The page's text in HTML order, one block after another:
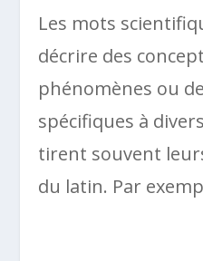
Les mots
décrire des
phénomènes ou
spécifiques à
tirent souvent
du latin. Par